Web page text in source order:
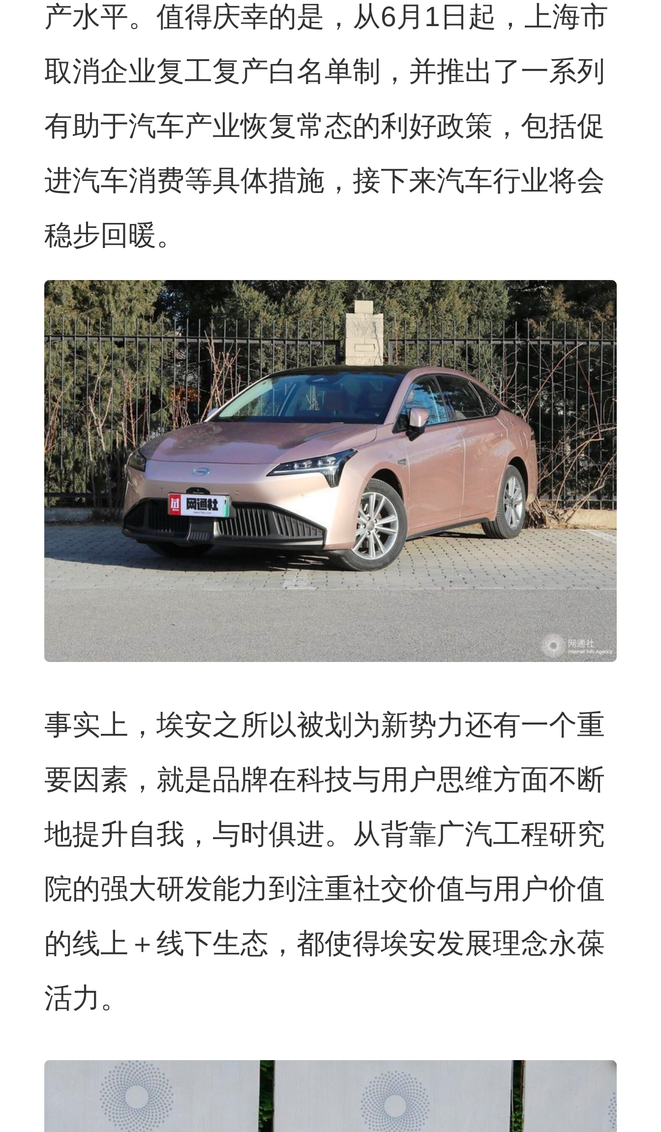
产水平。值得庆幸的是，从6月1日起，上海市
取消企业复工复产白名单制，并推出了一系列
有助于汽车产业恢复常态的利好政策，包括促
进汽车消费等具体措施，接下来汽车行业将会
稳步回暖。
事实上，埃安之所以被划为新势力还有一个重
要因素，就是品牌在科技与用户思维方面不断
地提升自我，与时俱进。从背靠广汽工程研究
院的强大研发能力到注重社交价值与用户价值
的线上＋线下生态，都使得埃安发展理念永葆
活力。